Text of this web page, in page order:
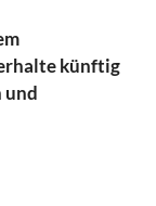
künftig
und